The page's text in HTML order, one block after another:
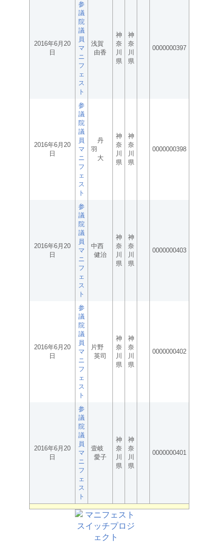
2016年6月20
日
参
議
院
議
員
マ
ニ
フ
ェ
ス
ト
浅賀
由香
神
奈
川
県
神
奈
川
県
0000000397
2016年6月20
日
参
議
院
議
員
マ
ニ
フ
ェ
ス
ト
丹
羽
大
神
奈
川
県
神
奈
川
県
0000000398
2016年6月20
日
参
議
院
議
員
マ
ニ
フ
ェ
ス
ト
中西
健治
神
奈
川
県
神
奈
川
県
0000000403
2016年6月20
日
参
議
院
議
員
マ
ニ
フ
ェ
ス
ト
片野
英司
神
奈
川
県
神
奈
川
県
0000000402
2016年6月20
日
参
議
院
議
員
マ
ニ
フ
ェ
ス
ト
壹岐
愛子
神
奈
川
県
神
奈
川
県
0000000401